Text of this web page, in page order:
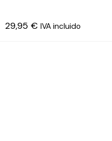
29,95 € IVA incluido